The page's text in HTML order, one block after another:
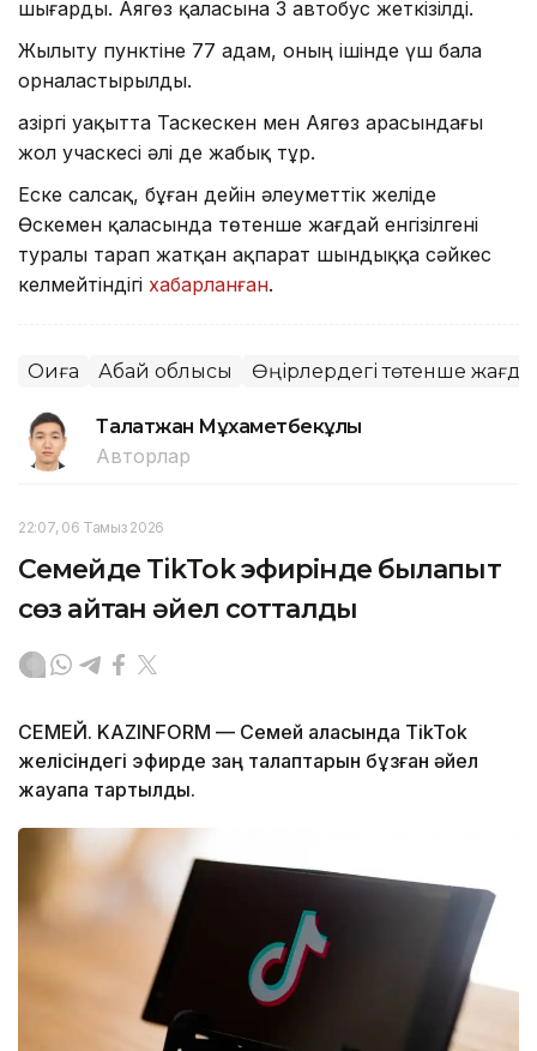
шығарды. Аягөз қаласына 3 автобус жеткізілді.
Жылыту пунктіне 77 адам, оның ішінде үш бала
орналастырылды.
Қазіргі уақытта Таскескен мен Аягөз арасындағы
жол учаскесі әлі де жабық тұр.
Еске салсақ, бұған дейін әлеуметтік желіде
Өскемен қаласында төтенше жағдай енгізілгені
туралы тарап жатқан ақпарат шындыққа сәйкес
келмейтіндігі хабарланған.
Оқиға Абай облысы Өңірлердегі төтенше
Талғатжан Мұхаметбекұлы
Авторлар
22:07, 06 Тамыз 2026
Семейде TikTok эфирінде былапыт
сөз айтқан әйел сотталды
СЕМЕЙ. KAZINFORM — Семей қаласында TikTok
желісіндегі эфирде заң талаптарын бұзған әйел
жауапқа тартылды.